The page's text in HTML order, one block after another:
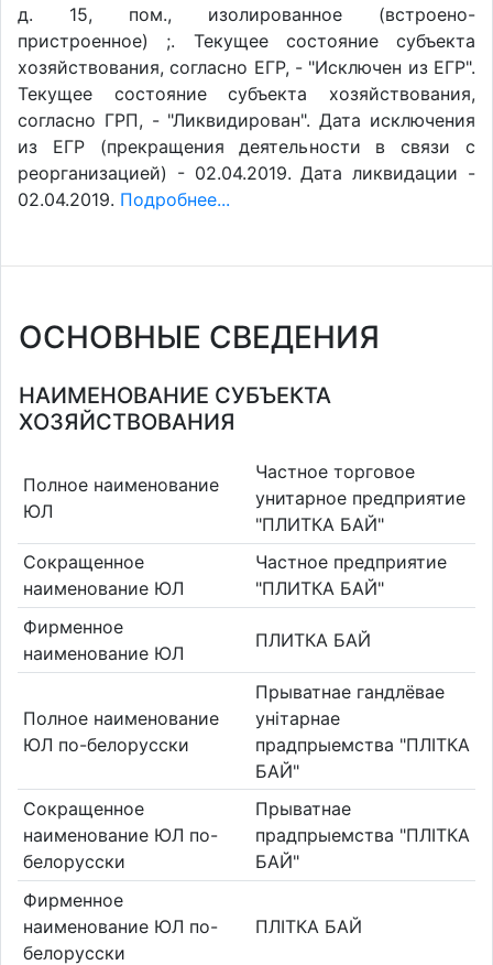
д. 15, пом., изолированное (встроено-
пристроенное) ;. Текущее состояние субъекта
хозяйствования, согласно ЕГР, - "Исключен из ЕГР".
Текущее состояние субъекта хозяйствования,
согласно ГРП, - "Ликвидирован". Дата исключения
из ЕГР (прекращения деятельности в связи с
реорганизацией) - 02.04.2019. Дата ликвидации -
02.04.2019. Подробнее...
ОСНОВНЫЕ СВЕДЕНИЯ
НАИМЕНОВАНИЕ СУБЪЕКТА
ХОЗЯЙСТВОВАНИЯ
Полное наименование
ЮЛ
Частное торговое
унитарное предприятие
"ПЛИТКА БАЙ"
Сокращенное
наименование ЮЛ
Частное предприятие
"ПЛИТКА БАЙ"
Фирменное
наименование ЮЛ
ПЛИТКА БАЙ
Полное наименование
ЮЛ по-белорусски
Прыватнае гандлёвае
унітарнае
прадпрыемства "ПЛІТКА
БАЙ"
Сокращенное
наименование ЮЛ по-
белорусски
Прыватнае
прадпрыемства "ПЛІТКА
БАЙ"
Фирменное
наименование ЮЛ по-
белорусски
ПЛІТКА БАЙ